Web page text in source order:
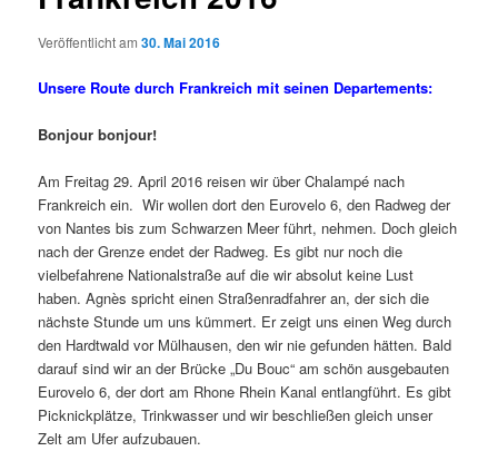
Veröffentlicht am30. Mai 2016
Unsere Route durch Frankreich mit seinen Departements:
Bonjour bonjour!
Am Freitag 29. April 2016 reisen wir über Chalampé nach
Frankreich ein. Wir wollen dort den Eurovelo 6, den Radweg der
von Nantes bis zum Schwarzen Meer führt, nehmen. Doch gleich
nach der Grenze endet der Radweg. Es gibt nur noch die
vielbefahrene Nationalstraße auf die wir absolut keine Lust
haben. Agnès spricht einen Straßenradfahrer an, der sich die
nächste Stunde um uns kümmert. Er zeigt uns einen Weg durch
den Hardtwald vor Mülhausen, den wir nie gefunden hätten. Bald
darauf sind wir an der Brücke „Du Bouc“ am schön ausgebauten
Eurovelo 6, der dort am Rhone Rhein Kanal entlangführt. Es gibt
Picknickplätze, Trinkwasser und wir beschließen gleich unser
Zelt am Ufer aufzubauen.